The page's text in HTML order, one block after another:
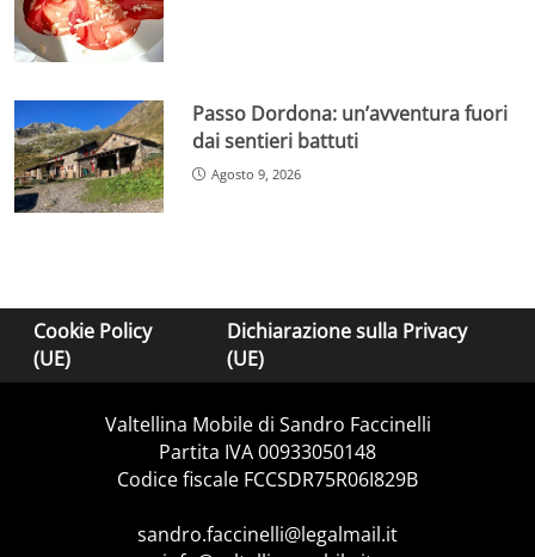
Passo Dordona: un’avventura fuori
dai sentieri battuti
Agosto 9, 2026
Cookie Policy
(UE)
Dichiarazione sulla Privacy
(UE)
Valtellina Mobile di Sandro Faccinelli
Partita IVA 00933050148
Codice fiscale FCCSDR75R06I829B
sandro.faccinelli@legalmail.it